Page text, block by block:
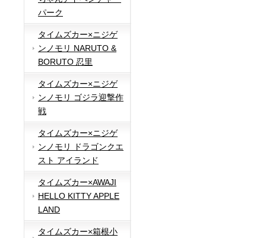
パーク
タイムズカー×ニジゲ
ンノモリ NARUTO &
BORUTO 忍里
タイムズカー×ニジゲ
ンノモリ ゴジラ迎撃作
戦
タイムズカー×ニジゲ
ンノモリ ドラゴンクエ
スト アイランド
タイムズカー×AWAJI
HELLO KITTY APPLE
LAND
タイムズカー×箱根小